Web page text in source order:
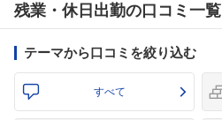
残業・休日出勤の口コミ一覧
テーマから口コミを絞り込む
すべて